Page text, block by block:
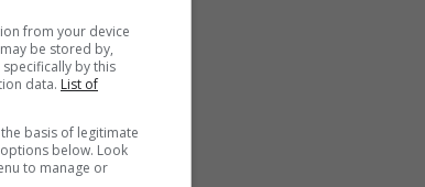
from your device
be stored by,
by this
data. List of
basis of legitimate
below. Look
to manage or